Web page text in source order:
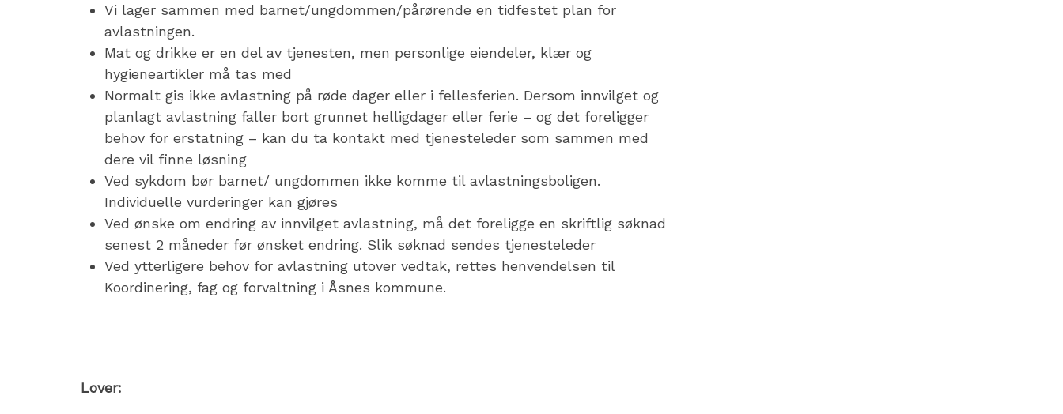
Vi lager sammen med barnet/ungdommen/pårørende en tidfestet plan for
avlastningen.
Mat og drikke er en del av tjenesten, men personlige eiendeler, klær og
hygieneartikler må tas med
Normalt gis ikke avlastning på røde dager eller i fellesferien. Dersom innvilget og
planlagt avlastning faller bort grunnet helligdager eller ferie – og det foreligger
behov for erstatning – kan du ta kontakt med tjenesteleder som sammen med
dere vil finne løsning
Ved sykdom bør barnet/ ungdommen ikke komme til avlastningsboligen.
Individuelle vurderinger kan gjøres
Ved ønske om endring av innvilget avlastning, må det foreligge en skriftlig søknad
senest 2 måneder før ønsket endring. Slik søknad sendes tjenesteleder
Ved ytterligere behov for avlastning utover vedtak, rettes henvendelsen til
Koordinering, fag og forvaltning i Åsnes kommune.
Lover: